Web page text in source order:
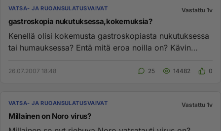
VATSA- JA RUOANSULATUSVAIVAT Vastattu 1v
gastroskopia nukutuksessa,kokemuksia?
Kenellä olisi kokemusta gastroskopiasta nukutuksessa
tai humauksessa? Entä mitä eroa noilla on? Kävin
26.07.2007 18:48 25 14482 0
VATSA- JA RUOANSULATUSVAIVAT Vastattu 1v
Millainen on Noro virus?